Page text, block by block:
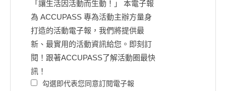
「讓生活因活動而生動！」 本電子報
為 ACCUPASS 專為活動主辦方量身
打造的活動電子報，我們將提供最
新、最實用的活動資訊給您。即刻訂
閱！跟著ACCUPASS了解活動圈最快
訊！
勾選即代表您同意訂閱電子報